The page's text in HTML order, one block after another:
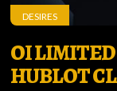
DESIRES
ΟΙ
HUBLOT